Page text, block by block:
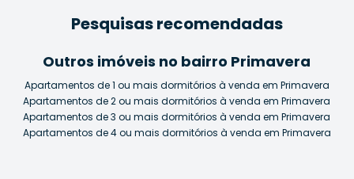
Pesquisas recomendadas
Outros imóveis no bairro Primavera
Apartamentos de 1 ou mais dormitórios à venda em Primavera
Apartamentos de 2 ou mais dormitórios à venda em Primavera
Apartamentos de 3 ou mais dormitórios à venda em Primavera
Apartamentos de 4 ou mais dormitórios à venda em Primavera